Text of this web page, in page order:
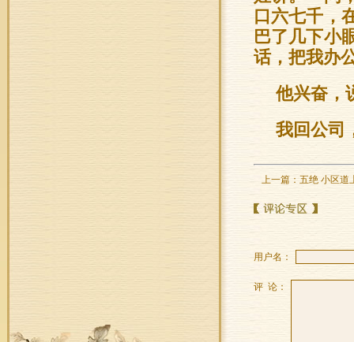
口六七千，
巴了几下小
话，把我办
他兴奋，
我回公司
上一篇： 五绝 小区道
用户名：
评 论：